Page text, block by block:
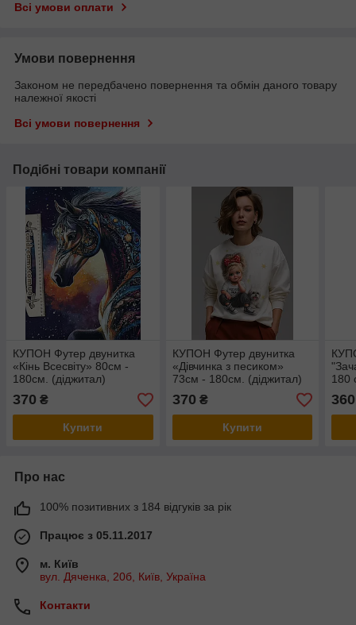
Всі умови оплати
Умови повернення
Законом не передбачено повернення та обмін даного товару
належної якості
Всі умови повернення
Подібні товари компанії
КУПОН Футер двунитка
«Кінь Всесвіту» 80см -
180см. (діджитал)
370 ₴
Купити
КУПОН Футер двунитка
«Дівчинка з песиком»
73см - 180см. (діджитал)
370 ₴
Купити
180
360
Про нас
100% позитивних з 184 відгуків за рік
Працює з 05.11.2017
м. Київ
вул. Дяченка, 20б, Київ, Україна
Контакти